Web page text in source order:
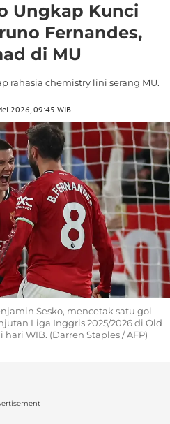
Ungkap Kunci
Fernandes,
di MU
rahasia chemistry lini serang MU.
2026, 09:45 WIB
Sesko, mencetak satu gol
Liga Inggris 2025/2026 di Old
hari WIB. (Darren Staples / AFP)